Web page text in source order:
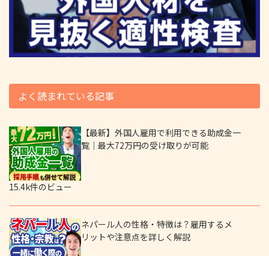
よく読まれている記事
【最新】外国人雇用で利用できる助成金一
覧｜最大72万円の受け取りが可能
15.4k件のビュー
ネパール人の性格・特徴は？雇用するメ
リットや注意点を詳しく解説